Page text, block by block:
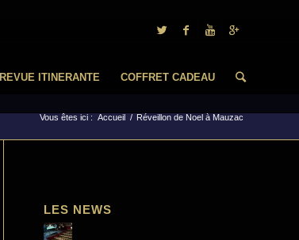
REVUE ITINERANTE COFFRET CADEAU
Vous êtes ici : Accueil / Réveillon de Noel à Mauzac
LES NEWS